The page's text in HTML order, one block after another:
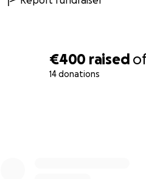
€400 raised
14 donations